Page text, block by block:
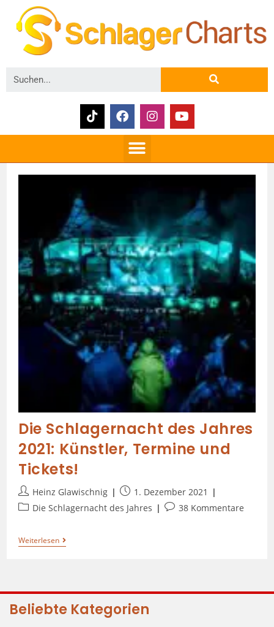
Die Schlagernacht des Jahres
2021: Künstler, Termine und
Tickets!
Heinz Glawischnig
1. Dezember 2021
Die Schlagernacht des Jahres
38 Kommentare
Weiterlesen
Beliebte Kategorien